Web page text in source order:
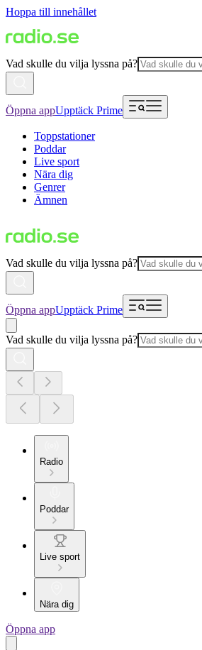
Hoppa till innehållet
Vad skulle du vilja lyssna på?
Öppna appUpptäck Prime
Toppstationer
Poddar
Live sport
Nära dig
Genrer
Ämnen
Vad skulle du vilja lyssna på?
Öppna appUpptäck Prime
Vad skulle du vilja lyssna på?
Radio
Poddar
Live sport
Nära dig
Öppna app